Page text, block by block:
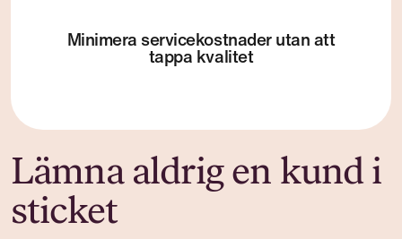
Minimera servicekostnader utan att
tappa kvalitet
Lämna aldrig en kund i
sticket